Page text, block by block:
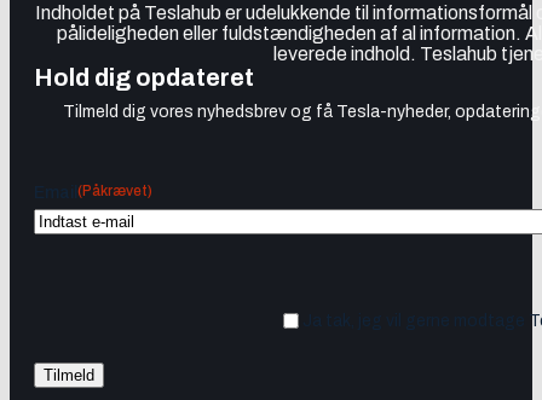
Indholdet på Teslahub er udelukkende til
pålideligheden eller fuldstændigheden af al information.
leverede indhold. Teslahub
Hold dig opdateret
Tilmeld dig vores nyhedsbrev og få Tesla-nyheder,
(Påkrævet)
Ja tak, jeg vil gerne modtage